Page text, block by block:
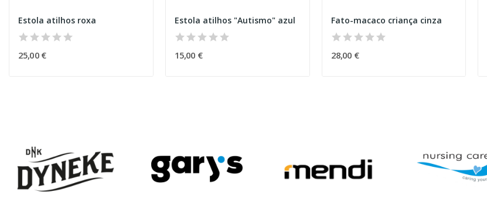
Estola atilhos roxa
25,00 €
Estola atilhos "Autismo" azul
15,00 €
Fato-macaco criança cinza
28,00 €